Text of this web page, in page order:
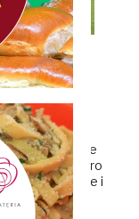
da
Carpi?
di Lega Pro che
per il futuro
di terza serie e i